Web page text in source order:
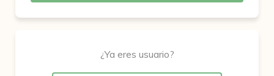
¿Ya eres usuario?